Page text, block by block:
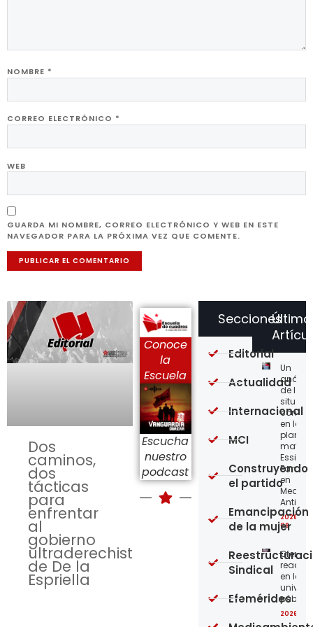
NOMBRE *
CORREO ELECTRÓNICO *
WEB
GUARDA MI NOMBRE, CORREO ELECTRÓNICO Y WEB EN ESTE
NAVEGADOR PARA LA PRÓXIMA VEZ QUE COMENTE.
Dos
caminos,
dos
tácticas
para
enfrentar
al
gobierno
ultraderechista
de De la
Espriella
Conoce
la
Escuela
Escucha
nuestro
podcast
Un
de la
en la
planta
matriz
Essity-
Familia
en
2026-
08
en las
2026-
Secciones
Editorial
Actualidad
Internacional
MCI
Construyendo
el partido
Emancipación
de la mujer
Sindical
Efemérides